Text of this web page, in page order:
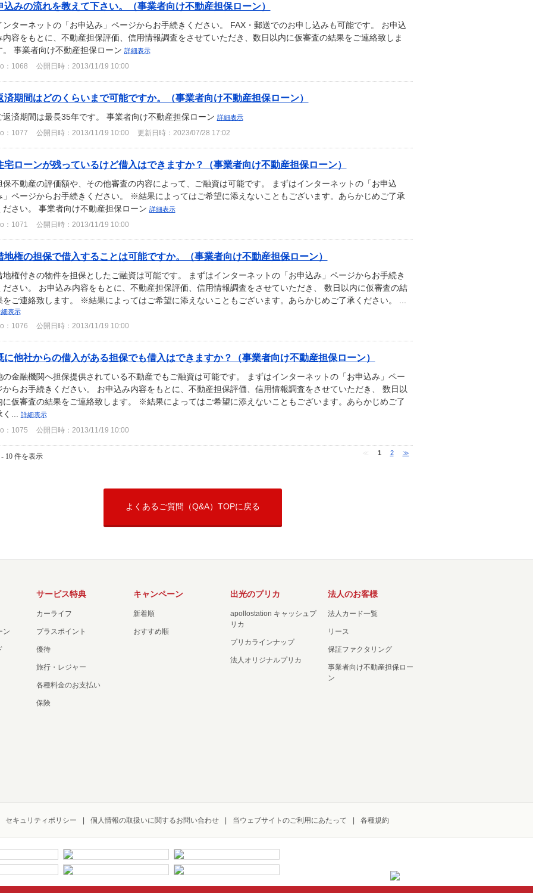
込みの流れを教えて下さい。（事業者向け不動産担保ローン）
ンターネットの「お申込み」ページからお手続きください。 FAX・郵送でのお申し込みも可能です。 お申込
内容をもとに、不動産担保評価、信用情報調査をさせていただき、数日以内に仮審査の結果をご連絡致しま
。 事業者向け不動産担保ローン 詳細表示
：1068 公開日時：2013/11/19 10:00
済期間はどのくらいまで可能ですか。（事業者向け不動産担保ローン）
返済期間は最長35年です。 事業者向け不動産担保ローン 詳細表示
：1077 公開日時：2013/11/19 10:00 更新日時：2023/07/28 17:02
宅ローンが残っているけど借入はできますか？（事業者向け不動産担保ローン）
保不動産の評価額や、その他審査の内容によって、ご融資は可能です。 まずはインターネットの「お申込
」ページからお手続きください。 ※結果によってはご希望に添えないこともございます。あらかじめご了承
ださい。 事業者向け不動産担保ローン 詳細表示
：1071 公開日時：2013/11/19 10:00
地権の担保で借入することは可能ですか。（事業者向け不動産担保ローン）
地権付きの物件を担保としたご融資は可能です。 まずはインターネットの「お申込み」ページからお手続き
ださい。 お申込み内容をもとに、不動産担保評価、信用情報調査をさせていただき、 数日以内に仮審査の結
をご連絡致します。 ※結果によってはご希望に添えないこともございます。あらかじめご了承ください。 ...
細表示
：1076 公開日時：2013/11/19 10:00
に他社からの借入がある担保でも借入はできますか？（事業者向け不動産担保ローン）
の金融機関へ担保提供されている不動産でもご融資は可能です。 まずはインターネットの「お申込み」ペー
からお手続きください。 お申込み内容をもとに、不動産担保評価、信用情報調査をさせていただき、 数日以
に仮審査の結果をご連絡致します。 ※結果によってはご希望に添えないこともございます。あらかじめご了
く...
詳細表示
：1075 公開日時：2013/11/19 10:00
- 10 件を表示 1 2 ≫
よくあるご質問（Q&A）TOPに戻る
ン
サービス特典
カーライフ
プラスポイント
優待
旅行・レジャー
各種料金のお支払い
保険
キャンペーン
新着順
おすすめ順
出光のプリカ
apollostation キャッシュプ
リカ
プリカラインナップ
法人オリジナルプリカ
法人のお客様
法人カード一覧
リース
保証ファクタリング
事業者向け不動産担保ロー
ン
セキュリティポリシー 個人情報の取扱いに関するお問い合わせ 当ウェブサイトのご利用にあたって 各種規約